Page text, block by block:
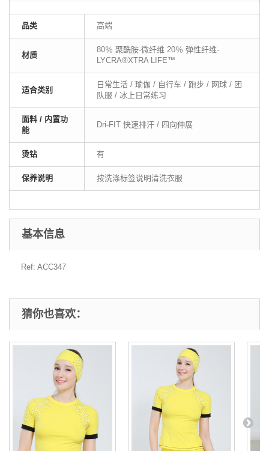
品类 高端
材质
80％ 聚酰胺-微纤维 20％ 弹性纤维-
LYCRA®XTRA LIFE™
适合类别
日常生活 / 瑜伽 / 自行车 / 跑步 / 网球 / 团
队服 / 冰上日常练习
面料 / 内置功
能
Dri-FIT 快速排汗 / 四向伸展
烫钻 有
保养说明 按洗涤标签说明清洗衣服
基本信息
Ref: ACC347
猜你也喜欢：